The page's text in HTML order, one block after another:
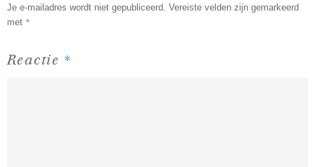
Je e-mailadres wordt niet gepubliceerd. Vereiste velden zijn gemarkeerd
met *
Reactie *